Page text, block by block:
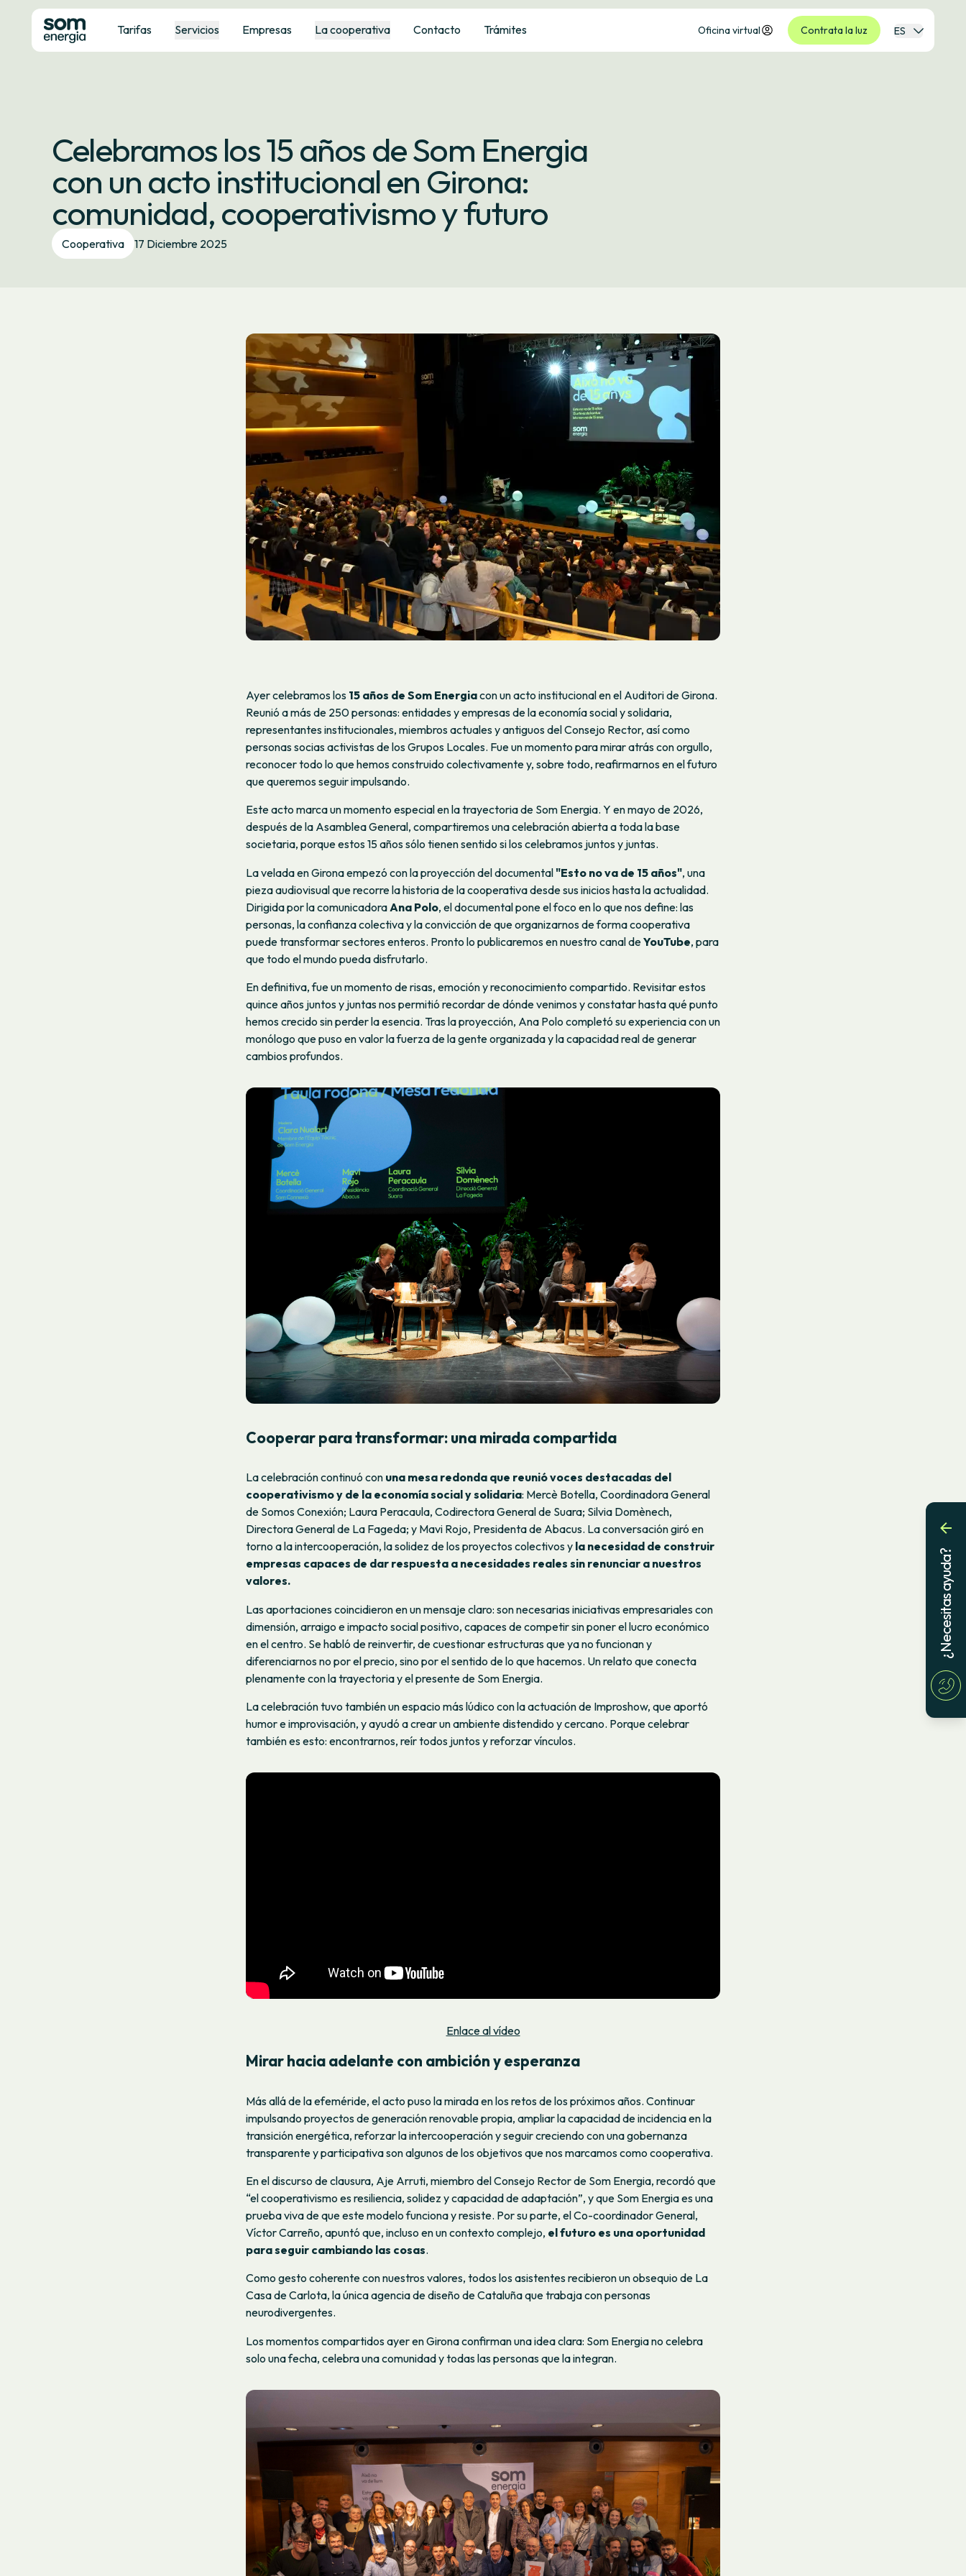
Tarifas Servicios Empresas La cooperativa Contacto Trámites Oficina virtual Contrata la luz ES
Celebramos los 15 años de Som Energia
con un acto institucional en Girona:
comunidad, cooperativismo y futuro
Cooperativa 17 Diciembre 2025
Ayer celebramos los 15 años de Som Energiacon un acto institucional en el Auditori de Girona.
Reunió a más de 250 personas: entidades y empresas de la economía social y solidaria,
representantes institucionales, miembros actuales y antiguos del Consejo Rector, así como
personas socias activistas de los Grupos Locales. Fue un momento para mirar atrás con orgullo,
reconocer todo lo que hemos construido colectivamente y, sobre todo, reafirmarnos en el futuro
que queremos seguir impulsando.
Este acto marca un momento especial en la trayectoria de Som Energia. Y en mayo de 2026,
después de la Asamblea General, compartiremos una celebración abierta a toda la base
societaria, porque estos 15 años sólo tienen sentido si los celebramos juntos y juntas.
La velada en Girona empezó con la proyección del documental"Esto no va de 15 años", una
pieza audiovisual que recorre la historia de la cooperativa desde sus inicios hasta la actualidad.
Dirigida por la comunicadora Ana Polo, el documental pone el foco en lo que nos define: las
personas, la confianza colectiva y la convicción de que organizarnos de forma cooperativa
puede transformar sectores enteros. Pronto lo publicaremos en nuestro canal deYouTube, para
que todo el mundo pueda disfrutarlo.
En definitiva, fue un momento de risas, emoción y reconocimiento compartido. Revisitar estos
quince años juntos y juntas nos permitió recordar de dónde venimos y constatar hasta qué punto
hemos crecido sin perder la esencia. Tras la proyección, Ana Polo completó su experiencia con un
monólogo que puso en valor la fuerza de la gente organizada y la capacidad real de generar
cambios profundos.
Cooperar para transformar: una mirada compartida
La celebración continuó con una mesa redonda que reunió voces destacadas del
cooperativismo y de la economía social y solidaria: Mercè Botella, Coordinadora General
de Somos Conexión; Laura Peracaula, Codirectora General de Suara; Silvia Domènech,
Directora General de La Fageda; y Mavi Rojo, Presidenta de Abacus. La conversación giró en
torno a la intercooperación, la solidez de los proyectos colectivos y la necesidad de construir
empresas capaces de dar respuesta a necesidades reales sin renunciar a nuestros
valores.
Las aportaciones coincidieron en un mensaje claro: son necesarias iniciativas empresariales con
dimensión, arraigo e impacto social positivo, capaces de competir sin poner el lucro económico
en el centro. Se habló de reinvertir, de cuestionar estructuras que ya no funcionan y
diferenciarnos no por el precio, sino por el sentido de lo que hacemos. Un relato que conecta
plenamente con la trayectoria y el presente de Som Energia.
La celebración tuvo también un espacio más lúdico con la actuación de Improshow, que aportó
humor e improvisación, y ayudó a crear un ambiente distendido y cercano. Porque celebrar
también es esto: encontrarnos, reír todos juntos y reforzar vínculos.
Enlace al vídeo
Mirar hacia adelante con ambición y esperanza
Más allá de la efeméride, el acto puso la mirada en los retos de los próximos años. Continuar
impulsando proyectos de generación renovable propia, ampliar la capacidad de incidencia en la
transición energética, reforzar la intercooperación y seguir creciendo con una gobernanza
transparente y participativa son algunos de los objetivos que nos marcamos como cooperativa.
En el discurso de clausura, Aje Arruti, miembro del Consejo Rector de Som Energia, recordó que
“el cooperativismo es resiliencia, solidez y capacidad de adaptación”, y que Som Energia es una
prueba viva de que este modelo funciona y resiste. Por su parte, el Co-coordinador General,
Víctor Carreño, apuntó que, incluso en un contexto complejo, el futuro es una oportunidad
para seguir cambiando las cosas.
Como gesto coherente con nuestros valores, todos los asistentes recibieron un obsequio de La
Casa de Carlota, la única agencia de diseño de Cataluña que trabaja con personas
neurodivergentes.
Los momentos compartidos ayer en Girona confirman una idea clara: Som Energia no celebra
solo una fecha, celebra una comunidad y todas las personas que la integran.
¿Necesitas ayuda?